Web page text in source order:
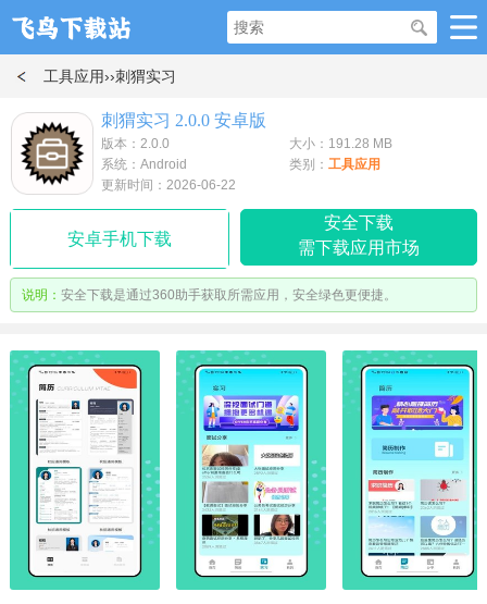
工具应用››刺猬实习
刺猬实习 2.0.0 安卓版
版本：2.0.0
大小：191.28 MB
系统：Android
类别： 工具应用
更新时间：2026-06-22
安卓手机下载
安全下载
需下载应用市场
说明： 安全下载是通过360助手获取所需应用，安全绿色更便捷。